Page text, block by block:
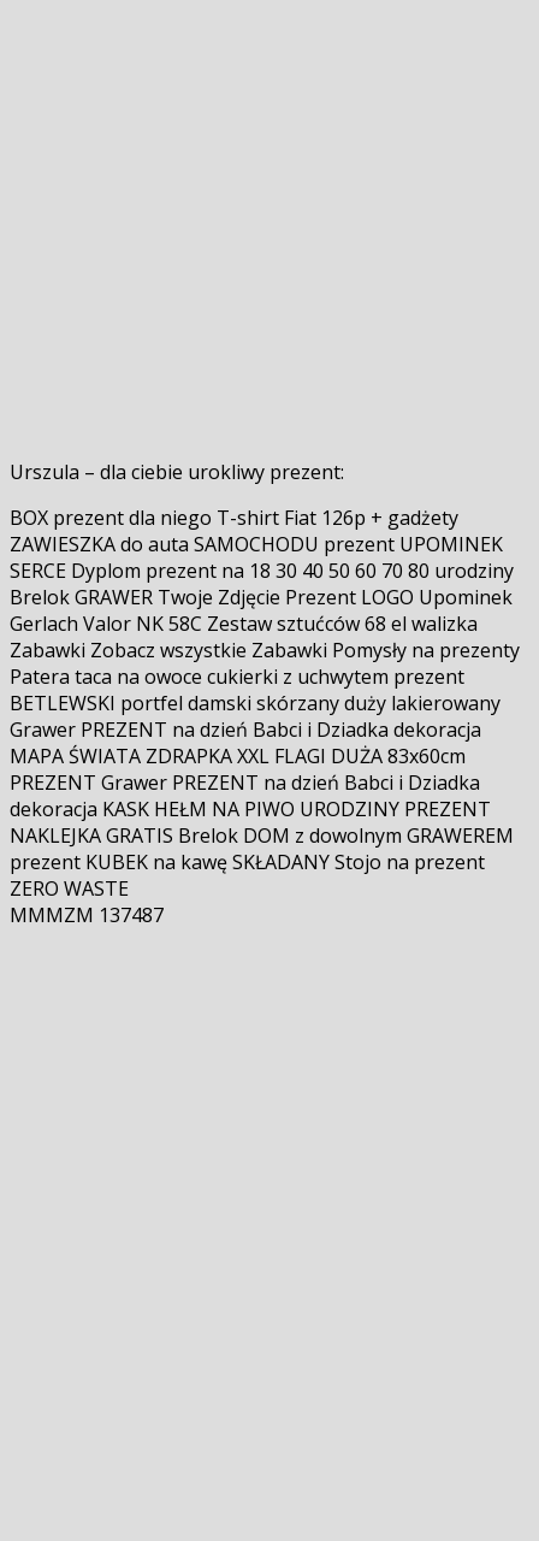
Urszula – dla ciebie urokliwy prezent:
BOX prezent dla niego T-shirt Fiat 126p + gadżety
ZAWIESZKA do auta SAMOCHODU prezent UPOMINEK
SERCE Dyplom prezent na 18 30 40 50 60 70 80 urodziny
Brelok GRAWER Twoje Zdjęcie Prezent LOGO Upominek
Gerlach Valor NK 58C Zestaw sztućców 68 el walizka
Zabawki Zobacz wszystkie Zabawki Pomysły na prezenty
Patera taca na owoce cukierki z uchwytem prezent
BETLEWSKI portfel damski skórzany duży lakierowany
Grawer PREZENT na dzień Babci i Dziadka dekoracja
MAPA ŚWIATA ZDRAPKA XXL FLAGI DUŻA 83x60cm
PREZENT Grawer PREZENT na dzień Babci i Dziadka
dekoracja KASK HEŁM NA PIWO URODZINY PREZENT
NAKLEJKA GRATIS Brelok DOM z dowolnym GRAWEREM
prezent KUBEK na kawę SKŁADANY Stojo na prezent
ZERO WASTE
MMMZM 137487